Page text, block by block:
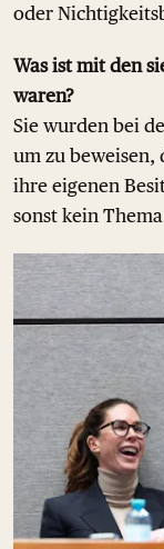
oder
Was ist mit den
waren?
Sie wurden bei
um zu beweisen,
ihre eigenen
sonst kein